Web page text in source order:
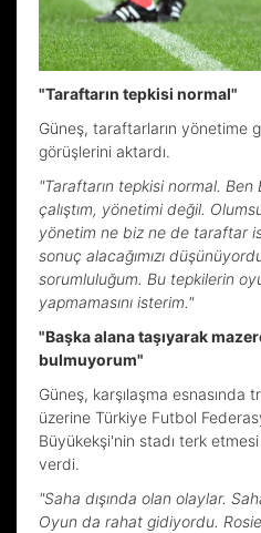
"Taraftarın tepkisi normal"
Güneş, taraftarların yönetime
görüşlerini aktardı.
"Taraftarın tepkisi normal. Ben
çalıştım, yönetimi değil.
yönetim ne biz ne de taraftar
sonuç alacağımızı
sorumluluğum. Bu tepkilerin
yapmamasını isterim."
"Başka alana taşıyarak
bulmuyorum"
Güneş, karşılaşma
üzerine Türkiye Futbol
Büyükekşi'nin stadı terk
verdi.
"Saha dışında olan olaylar.
Oyun da rahat gidiyordu.